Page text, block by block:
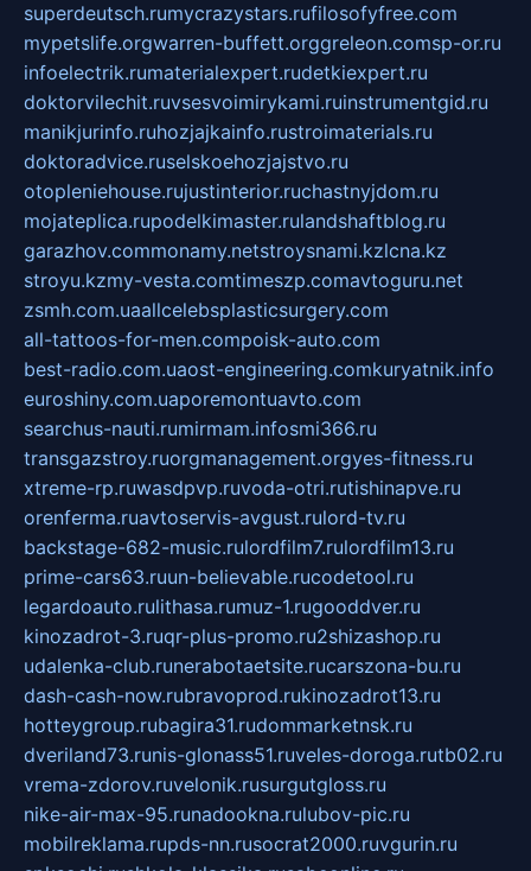
superdeutsch.rumycrazystars.rufilosofyfree.com
mypetslife.orgwarren-buffett.orggreleon.comsp-or.ru
infoelectrik.rumaterialexpert.rudetkiexpert.ru
doktorvilechit.ruvsesvoimirykami.ruinstrumentgid.ru
manikjurinfo.ruhozjajkainfo.rustroimaterials.ru
doktoradvice.ruselskoehozjajstvo.ru
otopleniehouse.rujustinterior.ruchastnyjdom.ru
mojateplica.rupodelkimaster.rulandshaftblog.ru
garazhov.commonamy.netstroysnami.kzlcna.kz
stroyu.kzmy-vesta.comtimeszp.comavtoguru.net
zsmh.com.uaallcelebsplasticsurgery.com
all-tattoos-for-men.compoisk-auto.com
best-radio.com.uaost-engineering.comkuryatnik.info
euroshiny.com.uaporemontuavto.com
searchus-nauti.rumirmam.infosmi366.ru
transgazstroy.ruorgmanagement.orgyes-fitness.ru
xtreme-rp.ruwasdpvp.ruvoda-otri.rutishinapve.ru
orenferma.ruavtoservis-avgust.rulord-tv.ru
backstage-682-music.rulordfilm7.rulordfilm13.ru
prime-cars63.ruun-believable.rucodetool.ru
legardoauto.rulithasa.rumuz-1.rugooddver.ru
kinozadrot-3.ruqr-plus-promo.ru2shizashop.ru
udalenka-club.runerabotaetsite.rucarszona-bu.ru
dash-cash-now.rubravoprod.rukinozadrot13.ru
hotteygroup.rubagira31.rudommarketnsk.ru
dveriland73.runis-glonass51.ruveles-doroga.rutb02.ru
vrema-zdorov.ruvelonik.rusurgutgloss.ru
nike-air-max-95.runadookna.rulubov-pic.ru
mobilreklama.rupds-nn.rusocrat2000.ruvgurin.ru